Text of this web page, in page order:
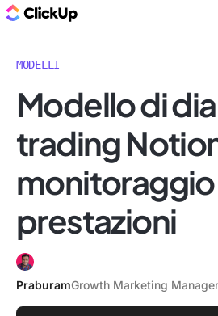
MODELLI
Modello di
trading
prestazioni
PraburamGrowth Marketing Manager